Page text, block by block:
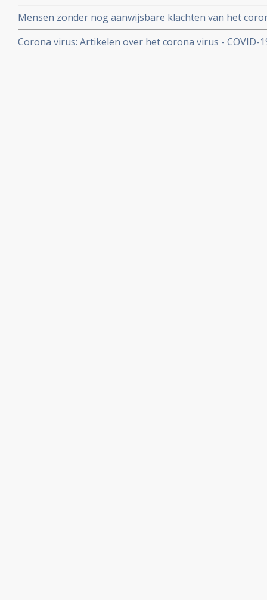
Mensen zonder nog aanwijsbare klachten van het
besmet blijken het corona virus ook en zelfs nog
dan mensen met al wel aanwijsbare klachten
Corona virus: Artikelen over het corona virus - COVID-